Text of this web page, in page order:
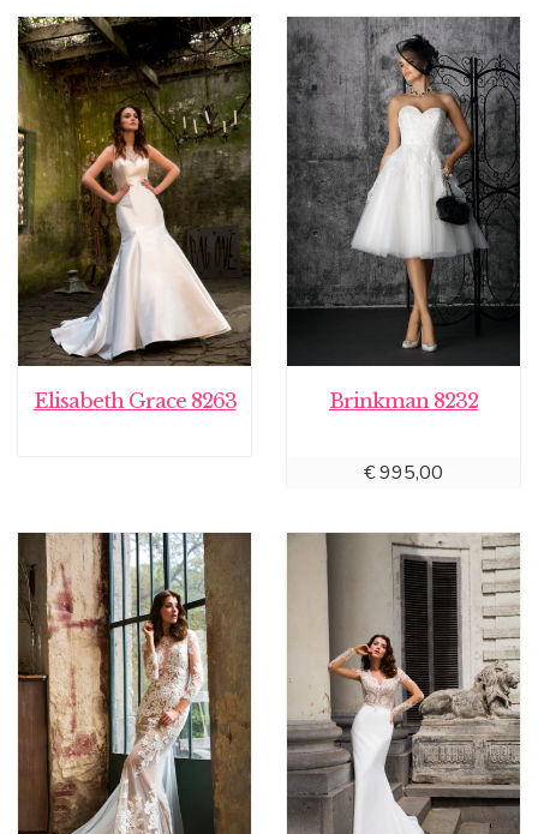
Elisabeth Grace 8263 Brinkman 8232
€995,00